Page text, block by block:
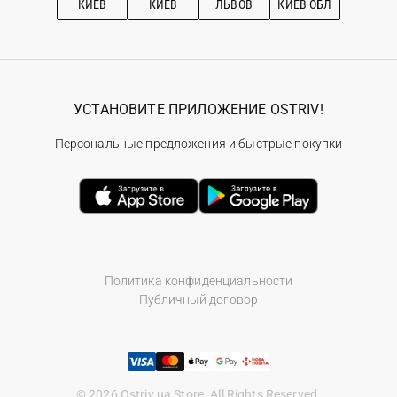
КИЕВ КИЕВ ЛЬВОВ КИЕВ ОБЛ
Политика конфиденциальности
Публичный договор
УСТАНОВИТЕ ПРИЛОЖЕНИЕ OSTRIV!
Персональные предложения и быстрые покупки